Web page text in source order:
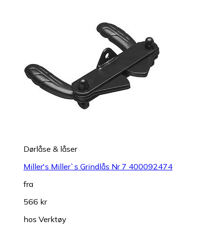
Dørlåse & låser
Miller's Miller`s Grindlås Nr 7 400092474
fra
566 kr
hos Verktøy